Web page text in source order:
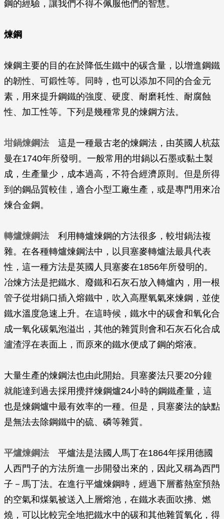
鋼的經驗，讓我們不得不佩服他們的智慧。
煉鋼
煉鋼主要的目的在於降低生鐵中的碳含量，以增進鋼鐵
的韌性、可鍛性等。同時，也可以添加不同的合金元
素，用來提升鋼鐵的強度、硬度、耐磨耗性、耐腐蝕
性、加工性等。下列是幾種常見的煉鋼方法。
坩鍋煉鋼法這是一種最古老的煉鋼法，由英國人杭茲
曼在1740年所發明。一般常用的坩鍋以石墨或黏土製
成，生產量少，成本過高，不符合經濟原則。但是所得
到的鋼品質較佳，適合小型工廠生產，或是專門用來冶
煉合金鋼。
轉爐煉鋼法利用轉爐煉鋼的方法很多，較坩鍋法複
雜。在各種轉爐煉鋼法中，以貝塞麥轉爐法最具代表
性，這一種方法是英國人貝塞麥在1856年所發明的。
冶煉方法是把鐵水、廢鐵和石灰石放入轉爐內，用一根
管子從坩鍋口插入熔鐵中，吹入高壓氧氣來煉鋼，並使
鐵水溫度急速上升。在這時候，鐵水中的碳會和氧化合
成一氧化碳氣泡溢出，其他的雜質則會和石灰石化合成
瀘渣浮在表面上，而原來的鐵水便成了鋼的熔液。
大量生產的煉鋼法也由此開始。貝塞麥法只要20分鐘
就能達到過去採用攪拌煉鋼爐24小時的鋼鐵產量，這
也是煉鋼爐中最有效率的一種。但是，貝塞麥法的缺點
是無法去除鋼鐵中的硫、磷等雜質。
平爐煉鋼法平爐法是法國人馬丁在1864年採用德國
人西門子的方法所進一步開發出來的，因此又稱為西門
子－馬丁法。在進行平爐煉鋼時，經過下層蓄熱室預熱
的空氣和煤氣被送入上層熔池，在鐵水表面吹拂、燃
燒，可以比較完全地把鐵水中的碳和其他雜質氧化，得